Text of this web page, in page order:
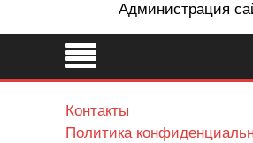
Администрация
Контакты
Политика